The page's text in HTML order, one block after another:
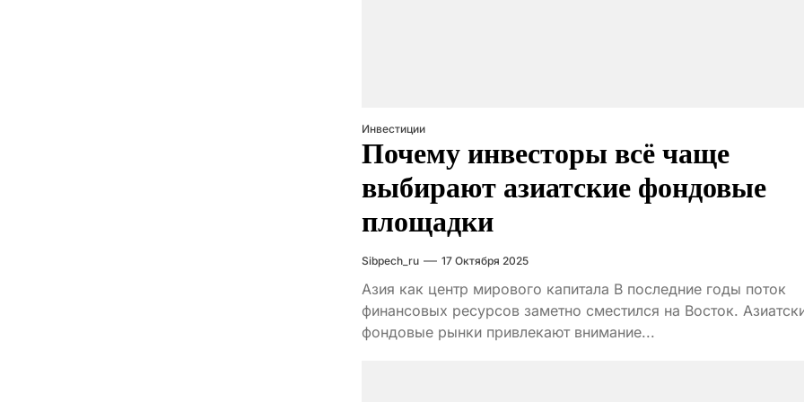
Инвестиции
Почему инвесторы всё чаще
выбирают азиатские фондовые
площадки
Sibpech_ru 17 Октября 2025
Азия как центр мирового капитала В последние годы поток
финансовых ресурсов заметно сместился на Восток.
фондовые рынки привлекают внимание...